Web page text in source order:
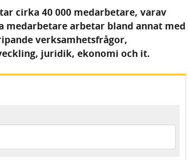
cirka 40 000 medarbetare, varav
medarbetare arbetar bland annat med
verksamhetsfrågor,
juridik, ekonomi och it.